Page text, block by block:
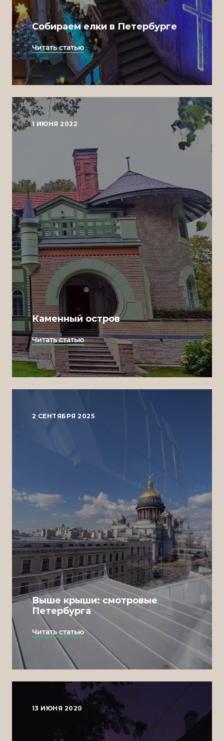
Собираем елки в Петербурге
Читать статью
1 ИЮНЯ 2022
Каменный остров
Читать статью
2 СЕНТЯБРЯ 2025
Выше крыши: смотровые
Петербурга
Читать статью
13 ИЮНЯ 2020
Nick Adams
Kamil Sometimes
Darina Yurina